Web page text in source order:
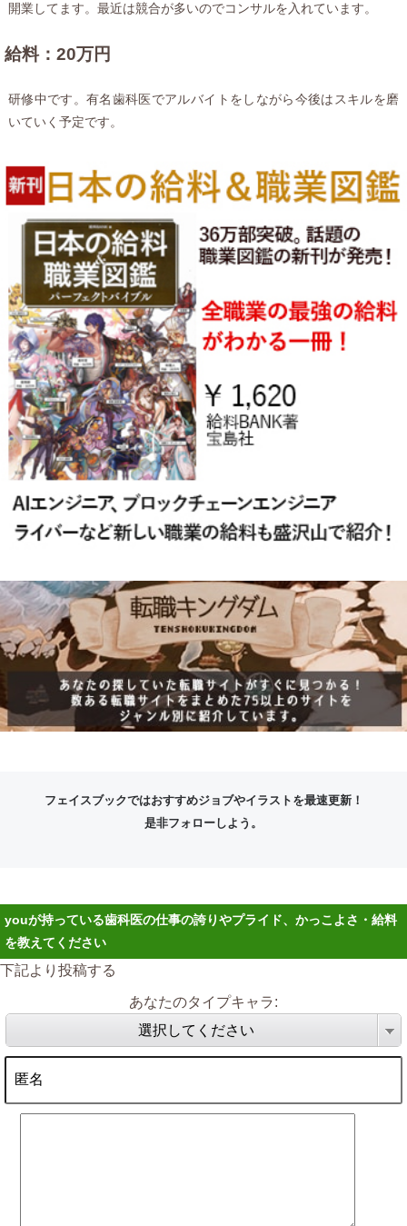
開業してます。最近は競合が多いのでコンサルを入れています。
給料：20万円
研修中です。有名歯科医でアルバイトをしながら今後はスキルを磨
いていく予定です。
フェイスブックではおすすめジョブやイラストを最速更新！
是非フォローしよう。
youが持っている歯科医の仕事の誇りやプライド、かっこよさ・給料
を教えてください
下記より投稿する
あなたのタイプキャラ:
選択してください